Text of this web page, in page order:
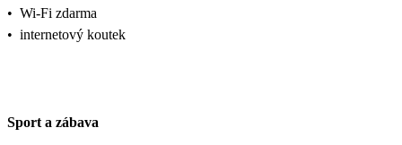
• Wi-Fi zdarma
• internetový koutek
Sport a zábava